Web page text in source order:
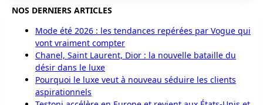
NOS DERNIERS ARTICLES
Mode été 2026 : les tendances repérées par Vogue qui
vont vraiment compter
Chanel, Saint Laurent, Dior : la nouvelle bataille du
désir dans le luxe
Pourquoi le luxe veut à nouveau séduire les clients
aspirationnels